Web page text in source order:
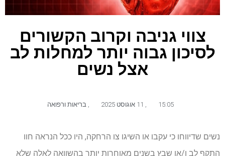
צווי גניבה וקרוב הקשורים
לסיכון גבוה יותר למחלות לב
אצל נשים
15:05 בריאות ורפואה
נשים שדיווחו כי עקבו או השיגו צו הרחקה, היו ככל הנראה חוו
התקף לב ו/או שבץ בשנים מאוחרות יותר בהשוואה לאלה שלא